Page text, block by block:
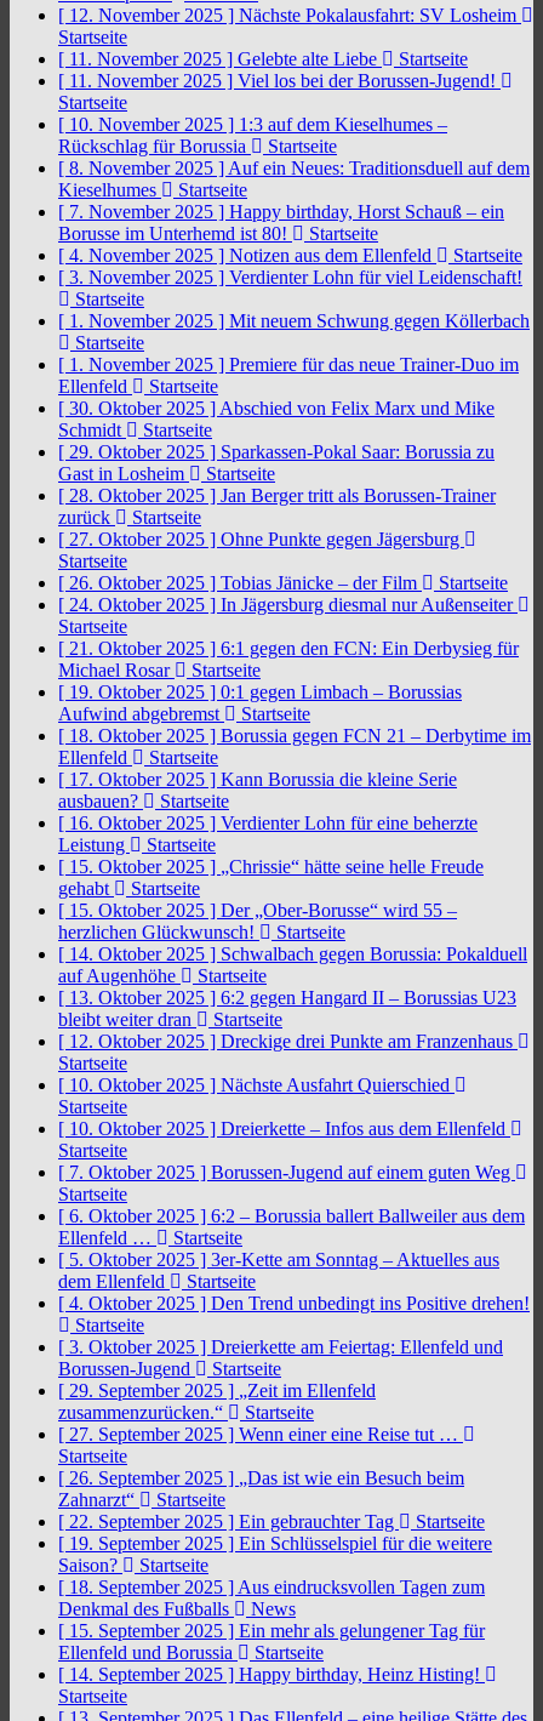
[ 12. November 2025 ] Nächste Pokalausfahrt: SV Losheim
Startseite
[ 11. November 2025 ] Gelebte alte Liebe
Startseite
[ 11. November 2025 ] Viel los bei der Borussen-Jugend!
Startseite
[ 10. November 2025 ] 1:3 auf dem Kieselhumes –
Rückschlag für Borussia
Startseite
[ 8. November 2025 ] Auf ein Neues: Traditionsduell auf dem
Kieselhumes
Startseite
[ 7. November 2025 ] Happy birthday, Horst Schauß – ein
Borusse im Unterhemd ist 80!
Startseite
[ 4. November 2025 ] Notizen aus dem Ellenfeld
Startseite
[ 3. November 2025 ] Verdienter Lohn für viel Leidenschaft!
Startseite
[ 1. November 2025 ] Mit neuem Schwung gegen Köllerbach
Startseite
[ 1. November 2025 ] Premiere für das neue Trainer-Duo im
Ellenfeld
Startseite
[ 30. Oktober 2025 ] Abschied von Felix Marx und Mike
Schmidt
Startseite
[ 29. Oktober 2025 ] Sparkassen-Pokal Saar: Borussia zu
Gast in Losheim
Startseite
[ 28. Oktober 2025 ] Jan Berger tritt als Borussen-Trainer
zurück
Startseite
[ 27. Oktober 2025 ] Ohne Punkte gegen Jägersburg
Startseite
[ 26. Oktober 2025 ] Tobias Jänicke – der Film
Startseite
[ 24. Oktober 2025 ] In Jägersburg diesmal nur Außenseiter
Startseite
[ 21. Oktober 2025 ] 6:1 gegen den FCN: Ein Derbysieg für
Michael Rosar
Startseite
[ 19. Oktober 2025 ] 0:1 gegen Limbach – Borussias
Aufwind abgebremst
Startseite
[ 18. Oktober 2025 ] Borussia gegen FCN 21 – Derbytime im
Ellenfeld
Startseite
[ 17. Oktober 2025 ] Kann Borussia die kleine Serie
ausbauen?
Startseite
[ 16. Oktober 2025 ] Verdienter Lohn für eine beherzte
Leistung
Startseite
[ 15. Oktober 2025 ] „Chrissie“ hätte seine helle Freude
gehabt
Startseite
[ 15. Oktober 2025 ] Der „Ober-Borusse“ wird 55 –
herzlichen Glückwunsch!
Startseite
[ 14. Oktober 2025 ] Schwalbach gegen Borussia: Pokalduell
auf Augenhöhe
Startseite
[ 13. Oktober 2025 ] 6:2 gegen Hangard II – Borussias U23
bleibt weiter dran
Startseite
[ 12. Oktober 2025 ] Dreckige drei Punkte am Franzenhaus
Startseite
[ 10. Oktober 2025 ] Nächste Ausfahrt Quierschied
Startseite
[ 10. Oktober 2025 ] Dreierkette – Infos aus dem Ellenfeld
Startseite
[ 7. Oktober 2025 ] Borussen-Jugend auf einem guten Weg
Startseite
[ 6. Oktober 2025 ] 6:2 – Borussia ballert Ballweiler aus dem
Ellenfeld …
Startseite
[ 5. Oktober 2025 ] 3er-Kette am Sonntag – Aktuelles aus
dem Ellenfeld
Startseite
[ 4. Oktober 2025 ] Den Trend unbedingt ins Positive drehen!
Startseite
[ 3. Oktober 2025 ] Dreierkette am Feiertag: Ellenfeld und
Borussen-Jugend
Startseite
[ 29. September 2025 ] „Zeit im Ellenfeld
zusammenzurücken.“
Startseite
[ 27. September 2025 ] Wenn einer eine Reise tut …
Startseite
[ 26. September 2025 ] „Das ist wie ein Besuch beim
Zahnarzt“
Startseite
[ 22. September 2025 ] Ein gebrauchter Tag
Startseite
[ 19. September 2025 ] Ein Schlüsselspiel für die weitere
Saison?
Startseite
[ 18. September 2025 ] Aus eindrucksvollen Tagen zum
Denkmal des Fußballs
News
[ 15. September 2025 ] Ein mehr als gelungener Tag für
Ellenfeld und Borussia
Startseite
[ 14. September 2025 ] Happy birthday, Heinz Histing!
Startseite